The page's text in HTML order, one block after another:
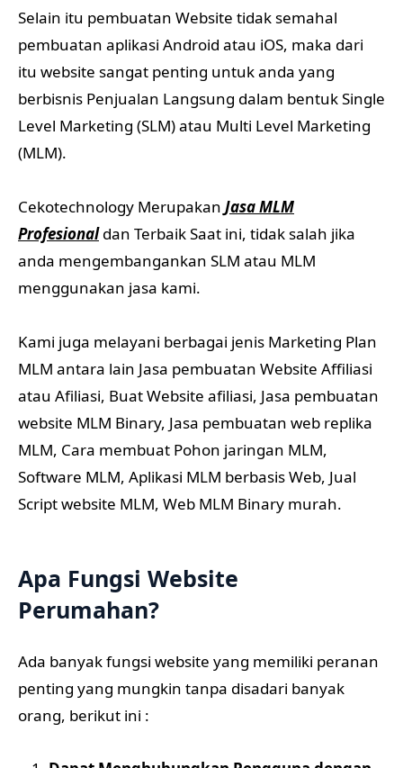
Selain itu pembuatan Website tidak semahal
pembuatan aplikasi Android atau iOS, maka dari
itu website sangat penting untuk anda yang
berbisnis Penjualan Langsung dalam bentuk Single
Level Marketing (SLM) atau Multi Level Marketing
(MLM).
Cekotechnology Merupakan Jasa MLM
Profesionaldan Terbaik Saat ini, tidak salah jika
anda mengembangankan SLM atau MLM
menggunakan jasa kami.
Kami juga melayani berbagai jenis Marketing Plan
MLM antara lain Jasa pembuatan Website Affiliasi
atau Afiliasi, Buat Website afiliasi, Jasa pembuatan
website MLM Binary, Jasa pembuatan web replika
MLM, Cara membuat Pohon jaringan MLM,
Software MLM, Aplikasi MLM berbasis Web, Jual
Script website MLM, Web MLM Binary murah.
Apa Fungsi Website
Perumahan?
Ada banyak fungsi website yang memiliki peranan
penting yang mungkin tanpa disadari banyak
orang, berikut ini :